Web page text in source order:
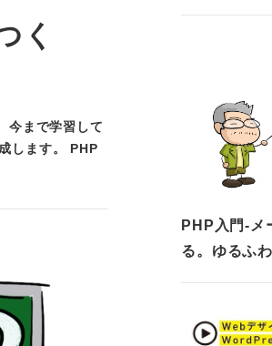
く
今まで学習して
します。 PHP
PHP入門-メ
る。ゆるふ